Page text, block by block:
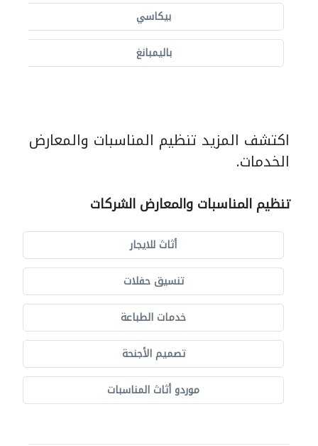
بيكاسي
باليمبانغ
اكتشف المزيد تنظيم المناسبات والمعارض
الخدمات.
تنظيم المناسبات والمعارض الشركات
أثاث للايجار
تنسيق حفلات
خدمات الطباعة
تصميم الأجنحة
موردو أثاث المناسبات